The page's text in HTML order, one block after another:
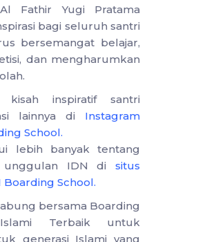
Fathir Yugi Pratama
bagi seluruh santri
bersemangat belajar,
dan mengharumkan
inspiratif santri
lainnya di Instagram
School.
lebih banyak tentang
unggulan IDN di situs
Boarding School.
bersama Boarding
Terbaik untuk
generasi Islami yang